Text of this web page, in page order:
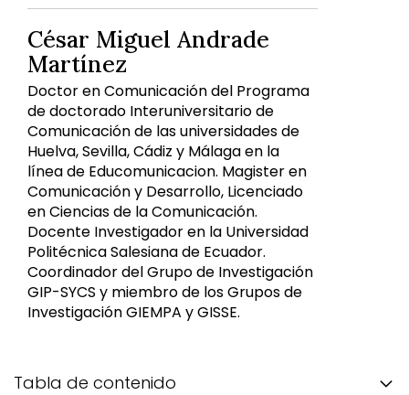
César Miguel Andrade
Martínez
Doctor en Comunicación del Programa
de doctorado Interuniversitario de
Comunicación de las universidades de
Huelva, Sevilla, Cádiz y Málaga en la
línea de Educomunicacion. Magister en
Comunicación y Desarrollo, Licenciado
en Ciencias de la Comunicación.
Docente Investigador en la Universidad
Politécnica Salesiana de Ecuador.
Coordinador del Grupo de Investigación
GIP-SYCS y miembro de los Grupos de
Investigación GIEMPA y GISSE.
Tabla de contenido